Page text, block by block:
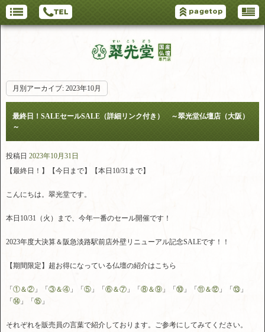
月別アーカイブ: 2023年10月
最終日！SALEセールSALE（詳細リンク付き） ～翠光堂仏壇店（大阪）
～
投稿日 2023年10月31日
【最終日！】【今日まで】【本日10/31まで】
こんにちは。翠光堂です。
本日10/31（火）まで、今年一番のセール開催です！
2023年度大決算＆阪急淡路駅前店外壁リニューアル記念SALEです！！
【期間限定】超お得になっている仏壇の紹介はこちら
「 ①＆② 」「 ③＆④ 」「 ⑤ 」「 ⑥＆⑦ 」「 ⑧＆⑨ 」「 ⑩ 」「 ⑪＆⑫ 」「 ⑬ 」
「 ⑭ 」「 ⑮ 」
それぞれを販売員の言葉で紹介しております。ご参考にしてみてください。